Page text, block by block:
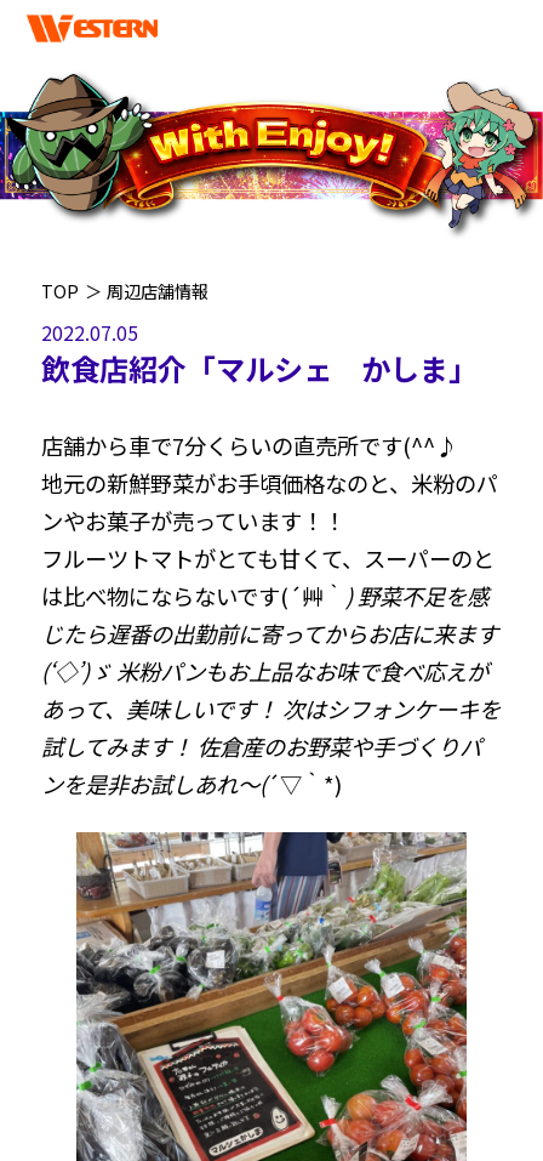
TOP ＞ 周辺店舗情報
2022.07.05
飲食店紹介「マルシェ かしま」
店舗から車で7分くらいの直売所です(^^♪
地元の新鮮野菜がお手頃価格なのと、米粉のパ
ンやお菓子が売っています！！
フルーツトマトがとても甘くて、スーパーのと
は比べ物にならないです(´艸｀ ) 野菜不足を感
じたら遅番の出勤前に寄ってからお店に来ます
(‘◇’)ゞ 米粉パンもお上品なお味で食べ応えが
あって、美味しいです！ 次はシフォンケーキを
試してみます！ 佐倉産のお野菜や手づくりパ
ンを是非お試しあれ～(´▽｀*)